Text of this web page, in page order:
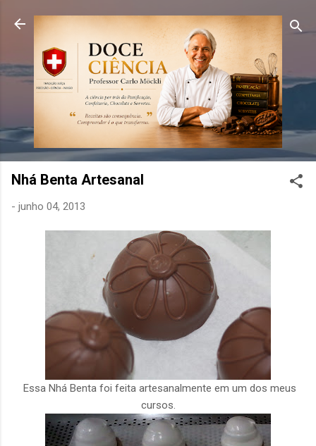
Pular para o conteúdo principal
Nhá Benta Artesanal
- junho 04, 2013
Essa Nhá Benta foi feita artesanalmente em um dos meus
cursos.